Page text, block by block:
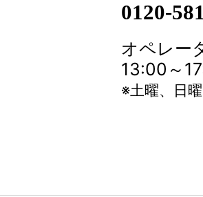
0120-
オペレー
13:00～
※土曜、日